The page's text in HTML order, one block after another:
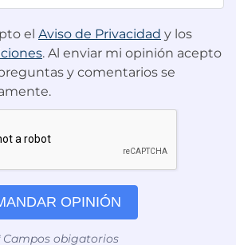
el Aviso de Privacidad y los
. Al enviar mi opinión acepto
y comentarios se
OPINIÓN
Campos obigatorios